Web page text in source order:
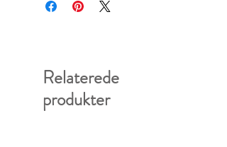
Relaterede
produkter